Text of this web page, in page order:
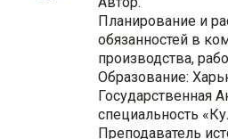
Планирование и
обязанностей в
производства,
Образование:
Государственная
специальность
Преподаватель